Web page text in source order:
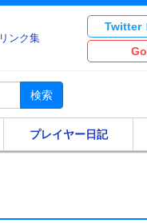
リンク集
Twitter
検索
プレイヤー日記